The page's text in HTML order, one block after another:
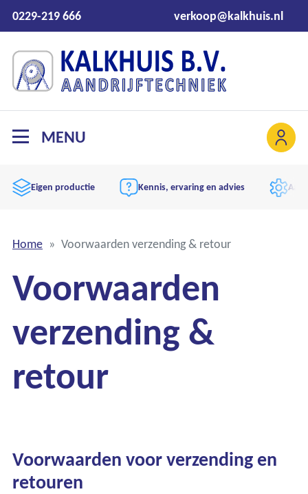
0229-219 666 verkoop@kalkhuis.nl
MENU
Eigen productie Kennis, ervaring en advies
Home Voorwaarden verzending & retour
Voorwaarden
verzending &
retour
Voorwaarden voor verzending en
retouren